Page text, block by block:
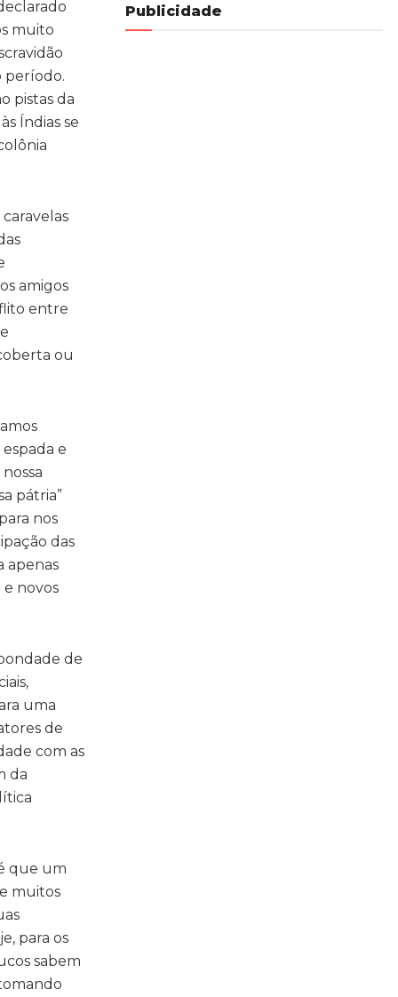
muito
período.
pistas da
Índias se
amigos
entre
ou
e
pátria”
nos
das
apenas
novos
de
uma
de
com as
da
que um
muitos
para os
sabem
Publicidade